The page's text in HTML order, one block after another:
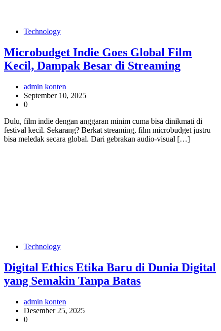
Technology
Microbudget Indie Goes Global Film
Kecil, Dampak Besar di Streaming
admin konten
September 10, 2025
0
Dulu, film indie dengan anggaran minim cuma bisa dinikmati di
festival kecil. Sekarang? Berkat streaming, film microbudget justru
bisa meledak secara global. Dari gebrakan audio-visual […]
Technology
Digital Ethics Etika Baru di Dunia Digital
yang Semakin Tanpa Batas
admin konten
Desember 25, 2025
0